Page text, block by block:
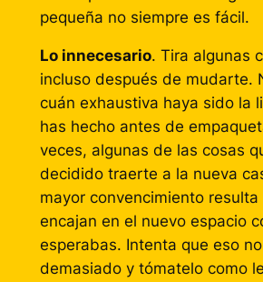
pequeña no siempre es fácil.
Lo innecesario. Tira algunas
incluso después de mudarte.
cuán exhaustiva haya sido la
has hecho antes de
veces, algunas de las cosas
decidido traerte a la nueva
mayor convencimiento resulta
encajan en el nuevo espacio
esperabas. Intenta que eso
demasiado y tómatelo como